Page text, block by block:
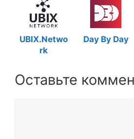
UBIX.Netwo
rk
Day By Day
Оставьте